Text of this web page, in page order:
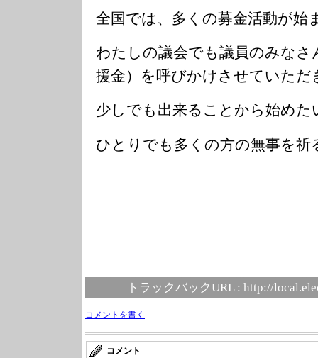
全国では、多くの募金活動が始
わたしの議会でも議員のみなさ
援金）を呼びかけさせていただ
少しでも出来ることから始めた
ひとりでも多くの方の無事を祈
トラックバックURL : http://
コメントを書く
コメント